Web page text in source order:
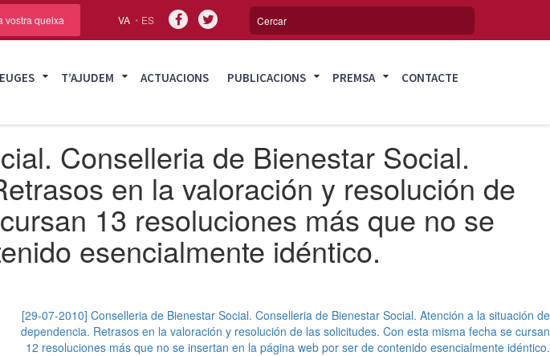
VA ES
vostra queixa
T’AJUDEM ACTUACIONS PUBLICACIONS PREMSA CONTACTE
Conselleria de Bienestar Social.
en la valoración y resolución de
13 resoluciones más que no se
esencialmente idéntico.
[29-07-2010] Conselleria de Bienestar Social. Conselleria de Bienestar Social. Atención a la situación de
dependencia. Retrasos en la valoración y resolución de las solicitudes. Con esta misma fecha se cursan
12 resoluciones más que no se insertan en la página web por ser de contenido esencialmente idéntico.